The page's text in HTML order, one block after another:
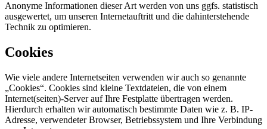
Anonyme Informationen dieser Art werden von uns ggfs. statistisch
ausgewertet, um unseren Internetauftritt und die dahinterstehende
Technik zu optimieren.
Cookies
Wie viele andere Internetseiten verwenden wir auch so genannte
„Cookies“. Cookies sind kleine Textdateien, die von einem
Internet(seiten)-Server auf Ihre Festplatte übertragen werden.
Hierdurch erhalten wir automatisch bestimmte Daten wie z. B. IP-
Adresse, verwendeter Browser, Betriebssystem und Ihre Verbindung